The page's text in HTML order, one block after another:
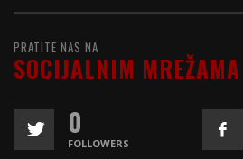
PRATITE NAS NA
SOCIJALNIM MREŽAMA
0
FOLLOWERS